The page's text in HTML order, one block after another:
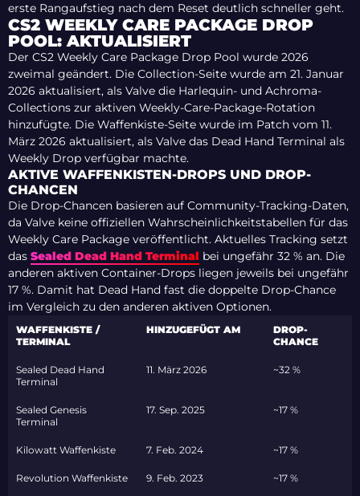
erste Rangaufstieg nach dem Reset deutlich schneller geht.
CS2 WEEKLY CARE PACKAGE DROP
POOL: AKTUALISIERT
Der CS2 Weekly Care Package Drop Pool wurde 2026
zweimal geändert. Die Collection-Seite wurde am 21. Januar
2026 aktualisiert, als Valve die Harlequin- und Achroma-
Collections zur aktiven Weekly-Care-Package-Rotation
hinzufügte. Die Waffenkiste-Seite wurde im Patch vom 11.
März 2026 aktualisiert, als Valve das Dead Hand Terminal als
Weekly Drop verfügbar machte.
AKTIVE WAFFENKISTEN-DROPS UND DROP-
CHANCEN
Die Drop-Chancen basieren auf Community-Tracking-Daten,
da Valve keine offiziellen Wahrscheinlichkeitstabellen für das
Weekly Care Package veröffentlicht. Aktuelles Tracking setzt
das Sealed Dead Hand Terminal bei ungefähr 32 % an. Die
anderen aktiven Container-Drops liegen jeweils bei ungefähr
17 %. Damit hat Dead Hand fast die doppelte Drop-Chance
im Vergleich zu den anderen aktiven Optionen.
WAFFENKISTE /
TERMINAL
HINZUGEFÜGT AM
DROP-
CHANCE
Sealed Dead Hand
Terminal
11. März 2026 ~32 %
Sealed Genesis
Terminal
17. Sep. 2025 ~17 %
Kilowatt Waffenkiste 7. Feb. 2024 ~17 %
Revolution Waffenkiste 9. Feb. 2023 ~17 %